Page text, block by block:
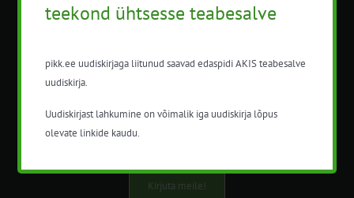
Nõuandeteenistuse nimetuse alt
nõustamisteenuseid.
info@pikk.ee
Kirjuta meile!
teekond ühtsesse teabesalve
pikk.ee uudiskirjaga liitunud saavad edaspidi AKIS teabesalve
uudiskirja.
Uudiskirjast lahkumine on võimalik iga uudiskirja lõpus
olevate linkide kaudu.